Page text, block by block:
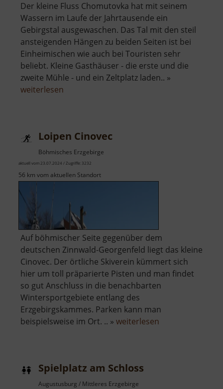
Der kleine Fluss Chomutovka hat mit seinem
Wassern im Laufe der Jahrtausende ein
Gebirgstal ausgewaschen. Das Tal mit den steil
ansteigenden Hängen zu beiden Seiten ist bei
Einheimischen wie auch bei Touristen sehr
beliebt. Kleine Gasthäuser - die erste und die
zweite Mühle - und ein Zeltplatz laden.. »
weiterlesen
Loipen Cinovec
Böhmisches Erzgebirge
aktuell vom 23.07.2024 / Zugriffe: 3232
56 km vom aktuellen Standort
Auf böhmischer Seite gegenüber dem
deutschen Zinnwald-Georgenfeld liegt das kleine
Cinovec. Der örtliche Skiverein kümmert sich
hier um toll präparierte Pisten und man findet
so gut Anschluss in die benachbarten
Wintersportgebiete entlang des
Erzgebirgskammes. Parken kann man
beispielsweise im Ort. .. » weiterlesen
Spielplatz am Schloss
Augustusburg / Mittleres Erzgebirge